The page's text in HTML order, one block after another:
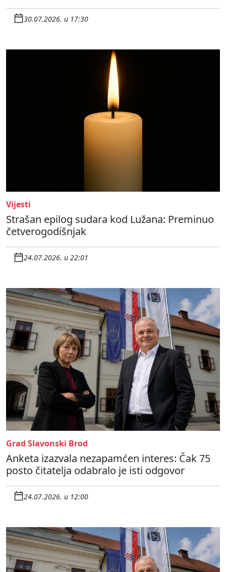
30.07.2026. u 17:30
Vijesti
Strašan epilog sudara kod Lužana: Preminuo
četverogodišnjak
24.07.2026. u 22:01
Grad Slavonski Brod
Anketa izazvala nezapamćen interes: Čak 75
posto čitatelja odabralo je isti odgovor
24.07.2026. u 12:00